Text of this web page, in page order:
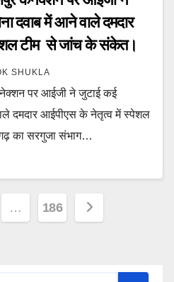
दवाब में आने वाले दमदार
टीम से जांच के संकेत।
SHUKLA
पर आईजी ने जुटाई कई
दमदार आईपीएस के नेतृत्व में स्पेशल
का सरगुजा संभाग…
… 186